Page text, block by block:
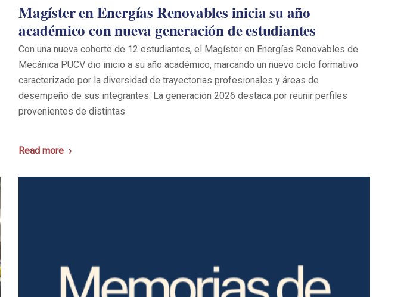
Magíster en Energías Renovables inicia su año
académico con nueva generación de estudiantes
Con una nueva cohorte de 12 estudiantes, el Magíster en Energías Renovables de
Mecánica PUCV dio inicio a su año académico, marcando un nuevo ciclo formativo
caracterizado por la diversidad de trayectorias profesionales y áreas de
desempeño de sus integrantes. La generación 2026 destaca por reunir perfiles
provenientes de distintas
Read more